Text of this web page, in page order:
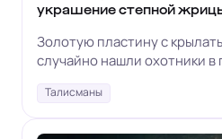
украшение степной
Золотую пластину с
случайно нашли охотники в
картой целой Вселенной
Талисманы